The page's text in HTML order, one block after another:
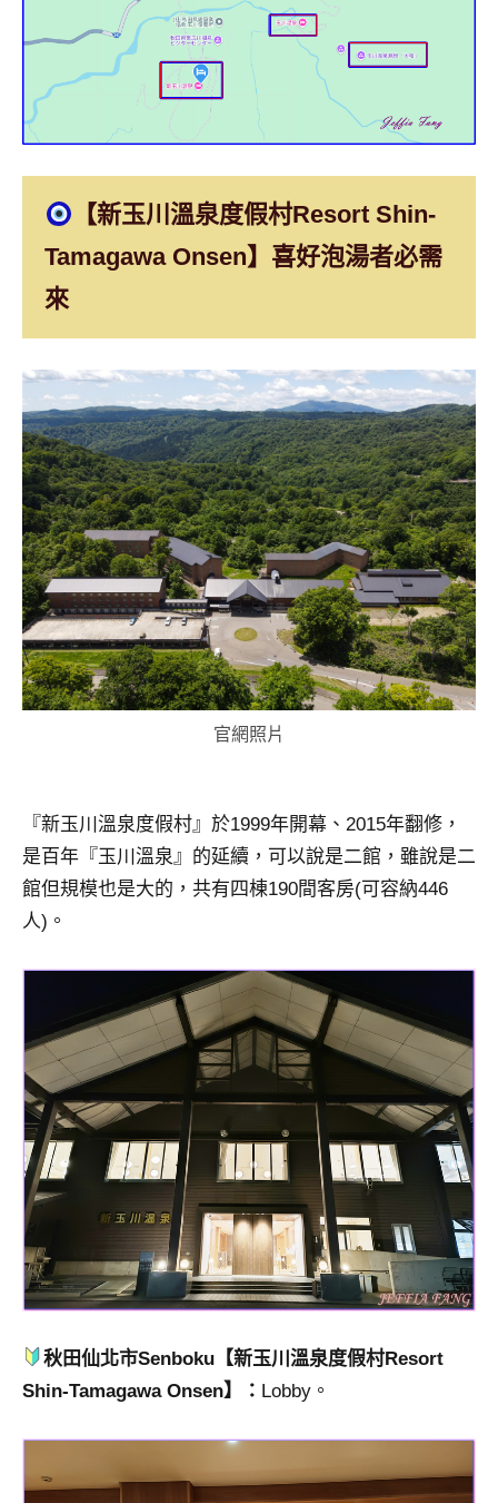
【新玉川溫泉度假村Resort Shin-
Tamagawa Onsen】喜好泡湯者必需
來
官網照片
『新玉川溫泉度假村』於1999年開幕、2015年翻修，
是百年『玉川溫泉』的延續，可以說是二館，雖說是二
館但規模也是大的，共有四棟190間客房(可容納446
人)。
秋田仙北市Senboku【新玉川溫泉度假村Resort
Shin-Tamagawa Onsen】： Lobby。